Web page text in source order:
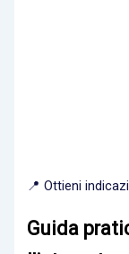
📍 Ottieni
Guida